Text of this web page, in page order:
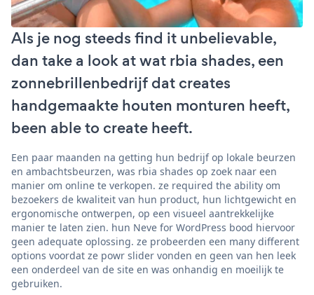
Als je nog steeds find it unbelievable,
dan take a look at wat rbia shades, een
zonnebrillenbedrijf dat creates
handgemaakte houten monturen heeft,
been able to create heeft.
Een paar maanden na getting hun bedrijf op lokale beurzen
en ambachtsbeurzen, was rbia shades op zoek naar een
manier om online te verkopen. ze required the ability om
bezoekers de kwaliteit van hun product, hun lichtgewicht en
ergonomische ontwerpen, op een visueel aantrekkelijke
manier te laten zien. hun Neve for WordPress bood hiervoor
geen adequate oplossing. ze probeerden een many different
options voordat ze powr slider vonden en geen van hen leek
een onderdeel van de site en was onhandig en moeilijk te
gebruiken.